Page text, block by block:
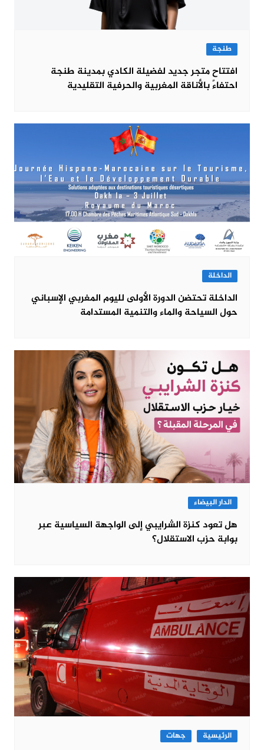
طنجة
افتتاح متجر جديد لفضيلة الكادي بمدينة طنجة
احتفاءً بالأناقة المغربية والحرفية التقليدية
الداخلة
الداخلة تحتضن الدورة الأولى لليوم المغربي الإسباني
حول السياحة والماء والتنمية المستدامة
الدار البيضاء
هل تعود كنزة الشرايبي إلى الواجهة السياسية عبر
بوابة حزب الاستقلال؟
الرئيسية جهات